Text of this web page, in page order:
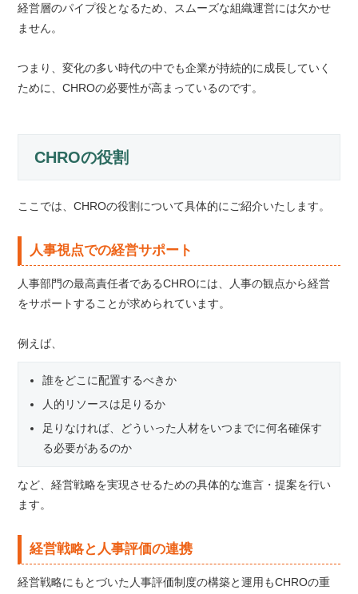
経営層のパイプ役となるため、スムーズな組織運営には欠かせ
ません。
つまり、変化の多い時代の中でも企業が持続的に成長していく
ために、CHROの必要性が高まっているのです。
CHROの役割
ここでは、CHROの役割について具体的にご紹介いたします。
人事視点での経営サポート
人事部門の最高責任者であるCHROには、人事の観点から経営
をサポートすることが求められています。
例えば、
誰をどこに配置するべきか
人的リソースは足りるか
足りなければ、どういった人材をいつまでに何名確保す
る必要があるのか
など、経営戦略を実現させるための具体的な進言・提案を行い
ます。
経営戦略と人事評価の連携
経営戦略にもとづいた人事評価制度の構築と運用もCHROの重